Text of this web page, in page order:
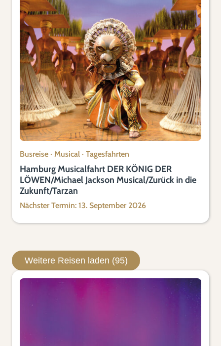
Busreise · Musical · Tagesfahrten
Hamburg Musicalfahrt DER KÖNIG DER
LÖWEN/Michael Jackson Musical/Zurück in die
Zukunft/Tarzan
Nächster Termin: 13. September 2026
Weitere Reisen laden (95)